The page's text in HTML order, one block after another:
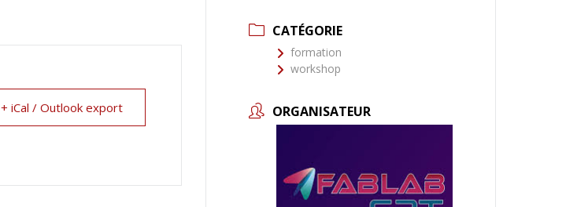
+ iCal / Outlook export
CATÉGORIE
formation
workshop
ORGANISATEUR